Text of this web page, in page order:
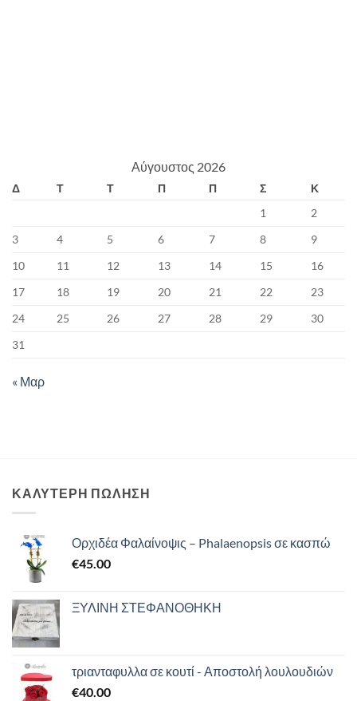
Αύγουστος 2026
Δ Τ Τ Π Π Σ
Κ
1
2
3
4 5 6 7 8
9
10
11 12 13 14 15
16
17
18 19 20 21 22
23
24
25 26 27 28 29
30
31
« Μαρ
ΚΑΛΥΤΕΡΗ ΠΩΛΗΣΗ
Ορχιδέα Φαλαίνοψις – Phalaenopsis σε κασπώ
€45.00
ΞΥΛΙΝΗ ΣΤΕΦΑΝΟΘΗΚΗ
τριανταφυλλα σε κουτί - Αποστολή λουλουδιών
€40.00